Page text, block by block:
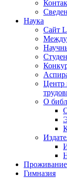
Наука
Сайт
Центр
О
Проживание
Гимназия